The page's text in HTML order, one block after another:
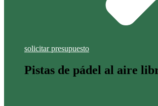
solicitar presupuesto
Pistas de pádel al aire